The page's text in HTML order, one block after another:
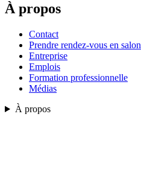
À propos
Contact
Prendre rendez-vous en salon
Entreprise
Emplois
Formation professionnelle
Médias
À propos